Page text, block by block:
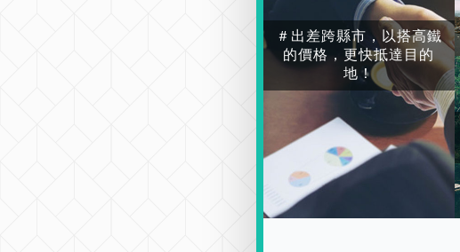
＃出差跨縣市，以搭高鐵
的價格，更快抵達目的
地！